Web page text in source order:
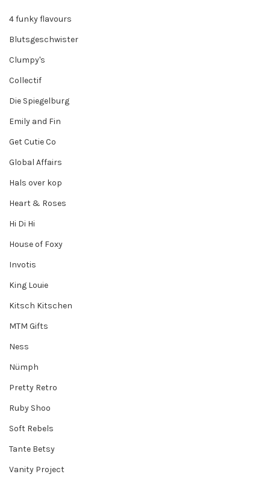
4 funky flavours
Blutsgeschwister
Clumpy's
Collectif
Die Spiegelburg
Emily and Fin
Get Cutie Co
Global Affairs
Hals over kop
Heart & Roses
Hi Di Hi
House of Foxy
Invotis
King Louie
Kitsch Kitschen
MTM Gifts
Ness
Nümph
Pretty Retro
Ruby Shoo
Soft Rebels
Tante Betsy
Vanity Project